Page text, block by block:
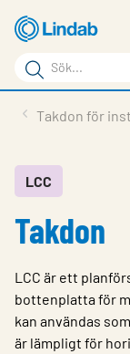
Hoppa
till
huvudinnehållet
Sökord
Sök
på
Service & Support
Hållbarhet
Kontakt
Takdon för
LCC
Takdon
LCC är ett
bottenplatta för
kan användas
är lämpligt för